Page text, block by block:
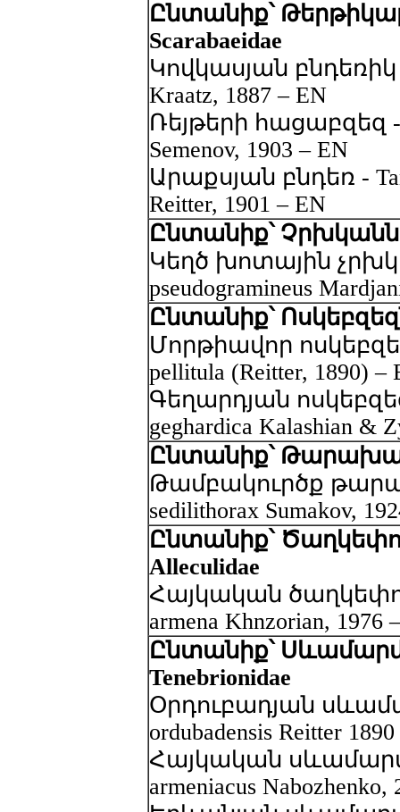
Ընտանիք՝
Scarabaeidae
Կովկասյան բնդեռիկ -
Kraatz, 1887 – EN
Ռեյթերի հացաբզեզ -
Semenov, 1903 – EN
Արաքսյան բնդեռ -
Reitter, 1901 – EN
Ընտանիք՝
Կեղծ խոտային
pseudogramineus
Ընտանիք՝
Մորթիավոր
pellitula (Reitter, 1890) –
Գեղարդյան ոսկեբզեզ
geghardica Kalashian &
Ընտանիք՝
Թամբակուրծք
sedilithorax Sumakov,
Ընտանիք՝
Alleculidae
Հայկական
armena Khnzorian, 1976
Ընտանիք՝
Tenebrionidae
Օրդուբադյան
ordubadensis Reitter
Հայկական
armeniacus Nabozhenko,